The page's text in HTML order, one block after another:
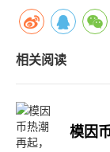
相关阅读
模因